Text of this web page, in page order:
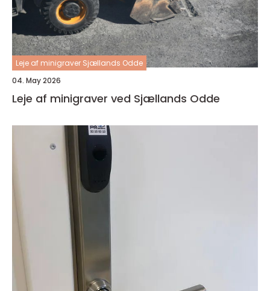
Leje af minigraver Sjællands Odde
04. May 2026
Leje af minigraver ved Sjællands Odde